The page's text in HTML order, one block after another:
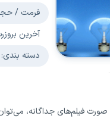
فرمت /
آخرین
دسته بندی:
فیلم‌های جداگانه، می‌توان